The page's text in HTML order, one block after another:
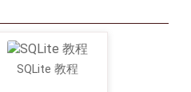
SQLite 教程